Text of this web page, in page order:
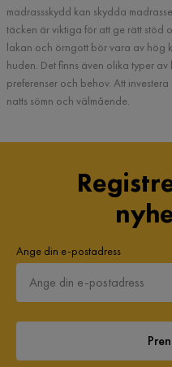
madrassskydd kan skydda
täcken är viktiga för att ge rätt stöd
lakan och örngott bör vara av hög
huden. Det finns även olika typer
preferenser och behov. Att
natts sömn och välmående.
Ange din e-postadress